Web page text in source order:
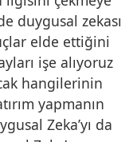
duygusal zekası
elde ettiğini
işe alıyoruz
hangilerinin
yapmanın
Zeka’yı da